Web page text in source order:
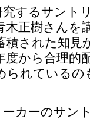
するサント
木正樹さんを
積された知見
度から合理的
られているの
カーのサン